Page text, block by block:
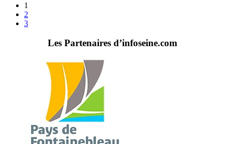
1
2
3
Les Partenaires d’infoseine.com